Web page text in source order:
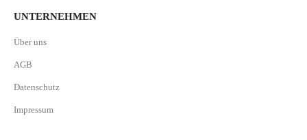
UNTERNEHMEN
Über uns
AGB
Datenschutz
Impressum